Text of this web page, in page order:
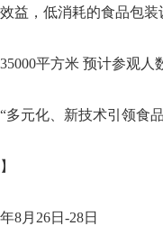
益，低消耗的食品包
35000平方米 预计参观人
多元化、新技术引领食
年8月 26日 -28日